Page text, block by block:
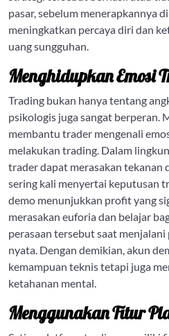
pasar, sebelum menerapkannya
meningkatkan percaya diri dan
uang sungguhan.
Menghidupkan Emosi
Trading bukan hanya tentang
psikologis juga sangat berperan.
membantu trader mengenali
melakukan trading. Dalam
trader dapat merasakan tekanan
sering kali menyertai keputusan
demo menunjukkan profit yang
merasakan euforia dan belajar
perasaan tersebut saat
nyata. Dengan demikian, akun
kemampuan teknis tetapi juga
ketahanan mental.
Menggunakan Fitur